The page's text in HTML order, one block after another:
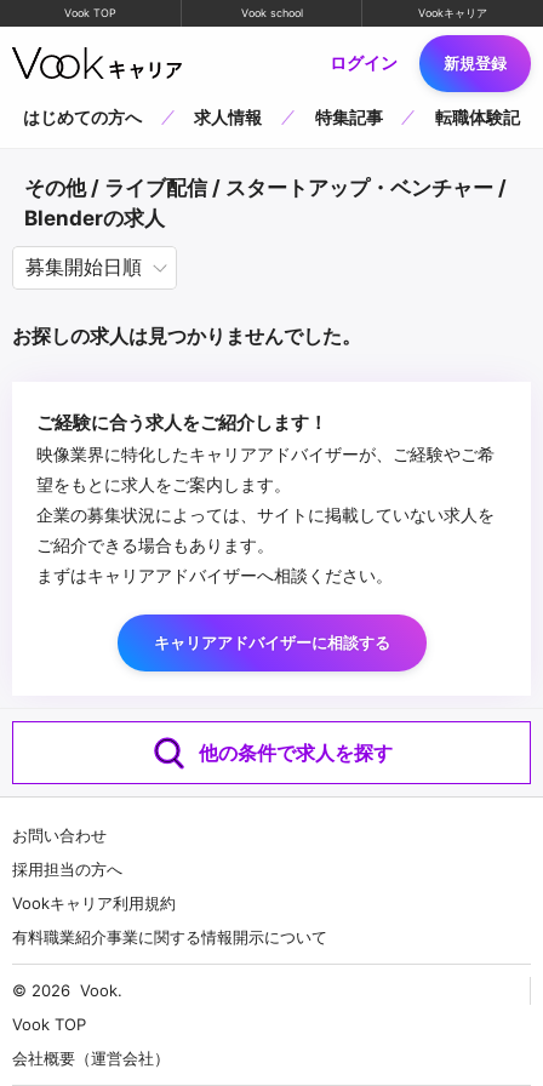
Vook TOP Vook school Vookキャリア
ログイン 新規登録
はじめての方へ 求人情報 特集記事 転職体験記
その他 / ライブ配信 / スタートアップ・ベンチャー /
Blenderの求人
お探しの求人は見つかりませんでした。
ご経験に合う求人をご紹介します！
映像業界に特化したキャリアアドバイザーが、ご経験やご希
望をもとに求人をご案内します。
企業の募集状況によっては、サイトに掲載していない求人を
ご紹介できる場合もあります。
まずはキャリアアドバイザーへ相談ください。
キャリアアドバイザーに相談する
他の条件で求人を探す
お問い合わせ
採用担当の方へ
Vookキャリア利用規約
有料職業紹介事業に関する情報開示について
© 2026 Vook.
Vook TOP
会社概要（運営会社）